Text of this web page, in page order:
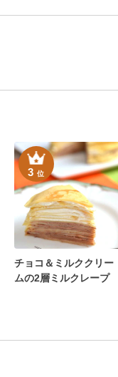
3位
チョコ＆ミルククリー
ムの2層ミルクレープ